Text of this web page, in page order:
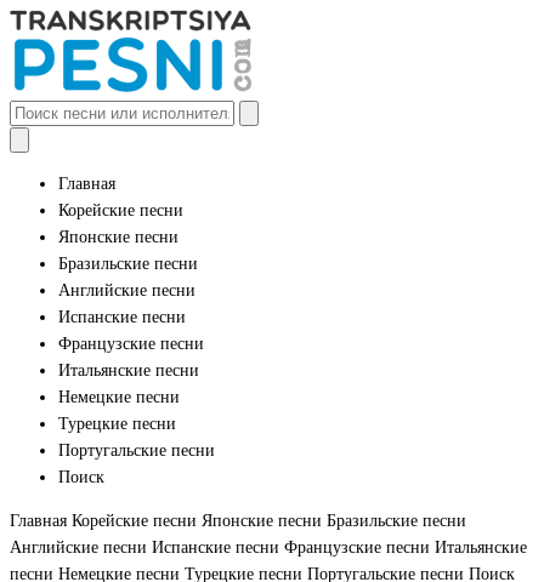
Главная
Корейские песни
Японские песни
Бразильские песни
Английские песни
Испанские песни
Французские песни
Итальянские песни
Немецкие песни
Турецкие песни
Португальские песни
Поиск
Главная Корейские песни Японские песни Бразильские песни
Английские песни Испанские песни Французские песни Итальянские
песни Немецкие песни Турецкие песни Португальские песни Поиск